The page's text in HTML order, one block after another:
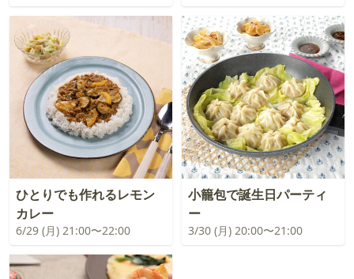
ひとりでも作れるレモン
カレー
6/29 (月) 21:00〜22:00
小籠包で誕生日パーティ
ー
3/30 (月) 20:00〜21:00